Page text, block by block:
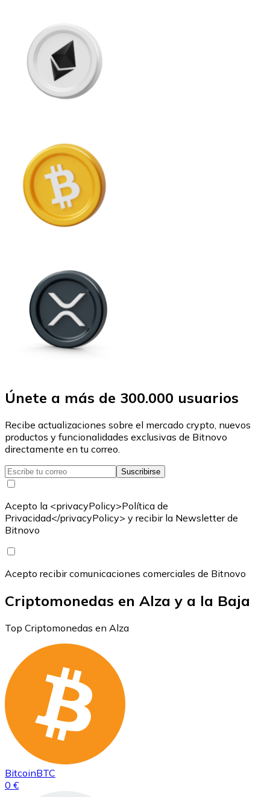
Únete a más de 300.000 usuarios
Recibe actualizaciones sobre el mercado crypto, nuevos
productos y funcionalidades exclusivas de Bitnovo
directamente en tu correo.
Suscribirse
Acepto la <privacyPolicy>Política de
Privacidad</privacyPolicy> y recibir la Newsletter de
Bitnovo
Acepto recibir comunicaciones comerciales de Bitnovo
Criptomonedas en Alza y a la Baja
Top Criptomonedas en Alza
BitcoinBTC
0 €